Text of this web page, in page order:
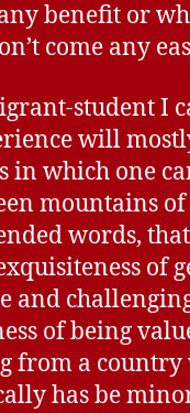
benefit or
come any
student I
will
in which one
mountains
words,
of
and
of being
from a country
has be